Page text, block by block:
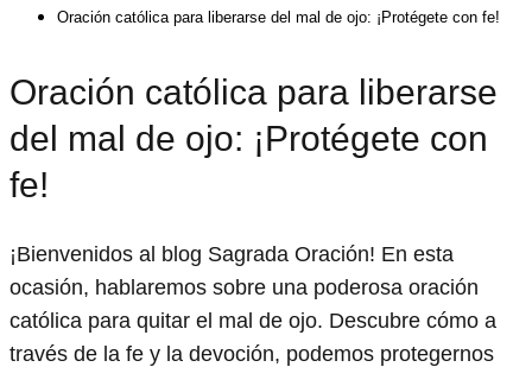
Oración católica para liberarse del mal de ojo: ¡Protégete con fe!
Oración católica para liberarse
del mal de ojo: ¡Protégete con
fe!
¡Bienvenidos al blog Sagrada Oración! En esta
ocasión, hablaremos sobre una poderosa oración
católica para quitar el mal de ojo. Descubre cómo a
través de la fe y la devoción, podemos protegernos